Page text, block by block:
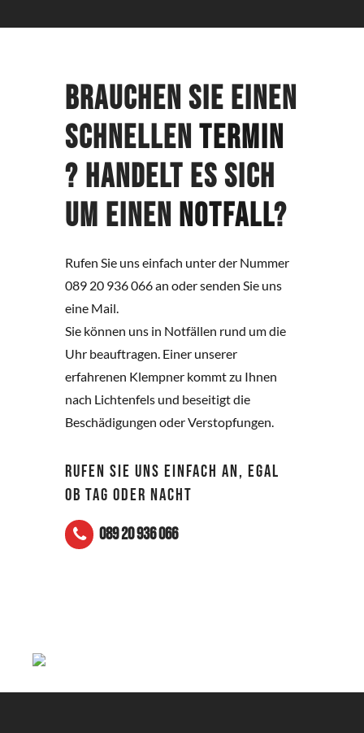
Brauchen Sie einen
schnellen Termin
? Handelt es sich
um einen Notfall?
Rufen Sie uns einfach unter der Nummer
089 20 936 066 an oder senden Sie uns
eine Mail.
Sie können uns in Notfällen rund um die
Uhr beauftragen. Einer unserer
erfahrenen Klempner kommt zu Ihnen
nach Lichtenfels und beseitigt die
Beschädigungen oder Verstopfungen.
RUFEN SIE UNS EINFACH AN, EGAL
OB TAG ODER NACHT
089 20 936 066